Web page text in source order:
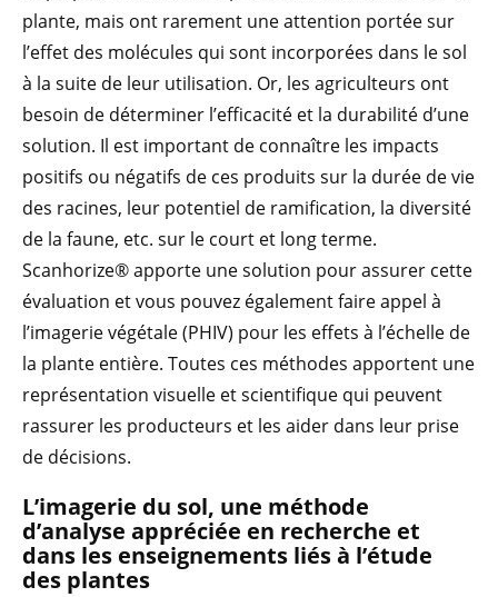
plante, mais ont rarement une attention portée sur
l’effet des molécules qui sont incorporées dans le sol
à la suite de leur utilisation. Or, les agriculteurs ont
besoin de déterminer l’efficacité et la durabilité d’une
solution. Il est important de connaître les impacts
positifs ou négatifs de ces produits sur la durée de vie
des racines, leur potentiel de ramification, la diversité
de la faune, etc. sur le court et long terme.
Scanhorize® apporte une solution pour assurer cette
évaluation et vous pouvez également faire appel à
l’imagerie végétale (PHIV) pour les effets à l’échelle de
la plante entière. Toutes ces méthodes apportent une
représentation visuelle et scientifique qui peuvent
rassurer les producteurs et les aider dans leur prise
de décisions.
L’imagerie du sol, une méthode
d’analyse appréciée en recherche et
dans les enseignements liés à l’étude
des plantes